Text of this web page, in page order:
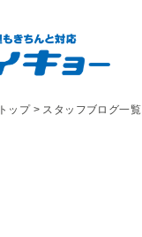
トップ> スタッフブログ一覧